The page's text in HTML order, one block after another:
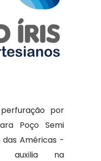
por
Poço Semi
Américas -
auxilia na